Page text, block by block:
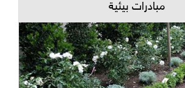
مبادرات بيئية